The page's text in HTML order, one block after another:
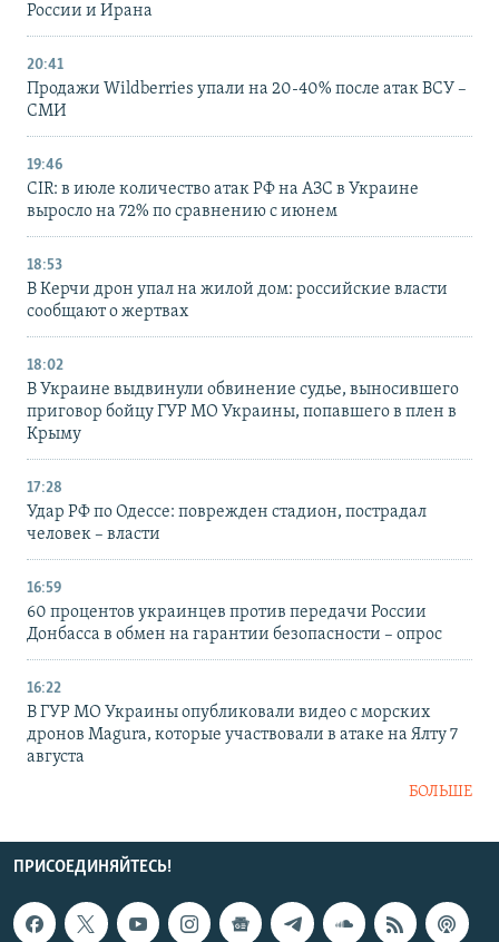
России и Ирана
20:41
Продажи Wildberries упали на 20-40% после атак ВСУ –
СМИ
19:46
CIR: в июле количество атак РФ на АЗС в Украине
выросло на 72% по сравнению с июнем
18:53
В Керчи дрон упал на жилой дом: российские власти
сообщают о жертвах
18:02
В Украине выдвинули обвинение судье, выносившего
приговор бойцу ГУР МО Украины, попавшего в плен в
Крыму
17:28
Удар РФ по Одессе: поврежден стадион, пострадал
человек – власти
16:59
60 процентов украинцев против передачи России
Донбасса в обмен на гарантии безопасности – опрос
16:22
В ГУР МО Украины опубликовали видео с морских
дронов Magura, которые участвовали в атаке на Ялту 7
августа
БОЛЬШЕ
ПРИСОЕДИНЯЙТЕСЬ!